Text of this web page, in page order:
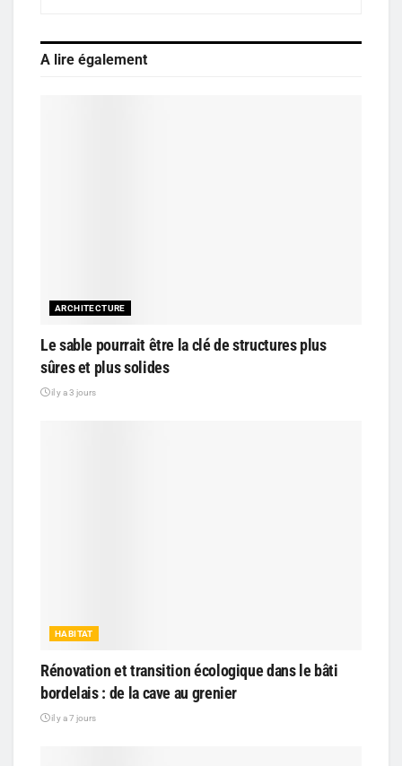
A lire également
ARCHITECTURE
Le sable pourrait être la clé de structures plus
sûres et plus solides
il y a 3 jours
HABITAT
Rénovation et transition écologique dans le bâti
bordelais : de la cave au grenier
il y a 7 jours